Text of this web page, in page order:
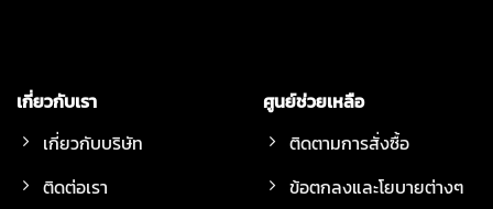
เกี่ยวกับเรา
เกี่ยวกับบริษัท
ติดต่อเรา
ศูนย์ช่วยเหลือ
ติดตามการสั่งซื้อ
ข้อตกลงและโยบายต่างๆ